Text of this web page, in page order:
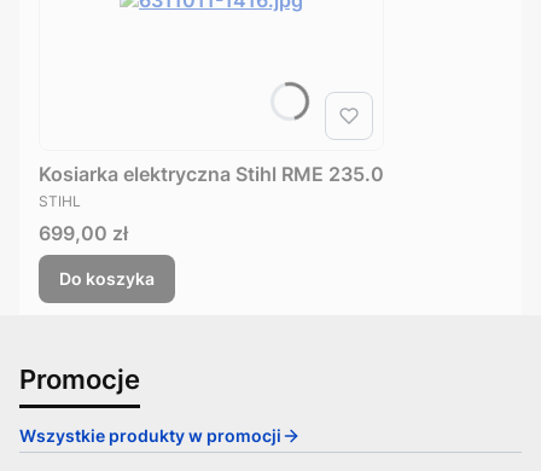
Kosiarka elektryczna Stihl RME 235.0
PRODUCENT
STIHL
Cena
699,00 zł
Do koszyka
Promocje
Wszystkie produkty w promocji